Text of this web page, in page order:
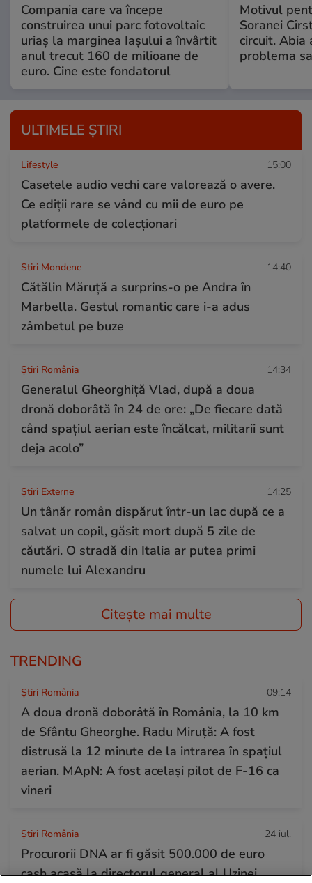
Compania care va începe
construirea unui parc fotovoltaic
uriaș la marginea Iașului a învârtit
anul trecut 160 de milioane de
euro. Cine este fondatorul
Motivul
Soranei
circuit. Abia
problema
ULTIMELE ȘTIRI
Lifestyle 15:00
Casetele audio vechi care valorează o avere.
Ce ediții rare se vând cu mii de euro pe
platformele de colecționari
Stiri Mondene 14:40
Cătălin Măruță a surprins-o pe Andra în
Marbella. Gestul romantic care i-a adus
zâmbetul pe buze
Știri România 14:34
Generalul Gheorghiță Vlad, după a doua
dronă doborâtă în 24 de ore: „De fiecare dată
când spațiul aerian este încălcat, militarii sunt
deja acolo”
Știri Externe 14:25
Un tânăr român dispărut într-un lac după ce a
salvat un copil, găsit mort după 5 zile de
căutări. O stradă din Italia ar putea primi
numele lui Alexandru
Citește mai multe
TRENDING
Știri România 09:14
A doua dronă doborâtă în România, la 10 km
de Sfântu Gheorghe. Radu Miruță: A fost
distrusă la 12 minute de la intrarea în spațiul
aerian. MApN: A fost același pilot de F-16 ca
vineri
Știri România 24 iul.
Procurorii DNA ar fi găsit 500.000 de euro
cash acasă la directorul general al Uzinei